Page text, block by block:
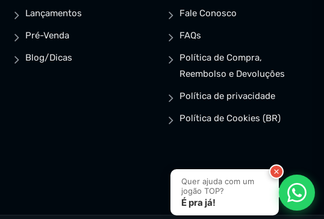
Lançamentos
Pré-Venda
Blog/Dicas
Fale Conosco
FAQs
Política de Compra,
Reembolso e Devoluções
Política de privacidade
Política de Cookies (BR)
Quer ajuda com um
jogão TOP?
É pra já!